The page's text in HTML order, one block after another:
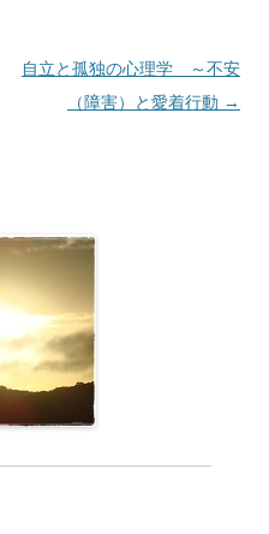
自立と孤独の心理学 ～不安
（障害）と愛着行動 →